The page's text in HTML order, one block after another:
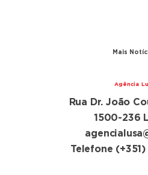
Mais
Agência
Rua Dr. João
1500-236
Telefone (+351)